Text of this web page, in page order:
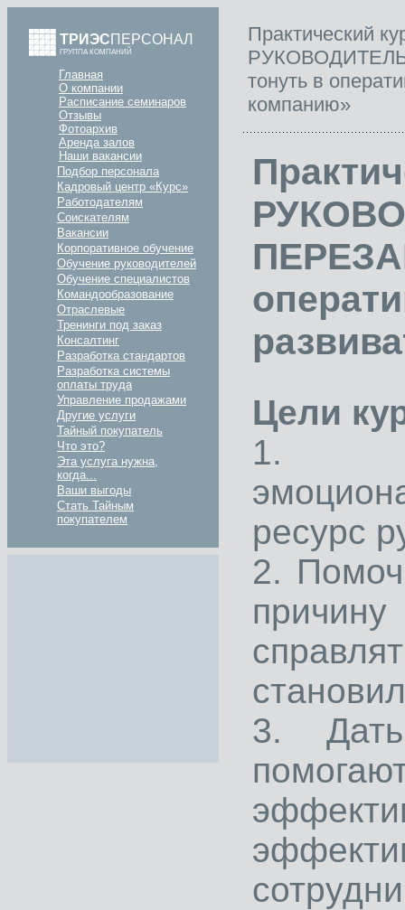
ТРИЭСПЕРСОНАЛ
ГРУППА КОМПАНИЙ
Главная
О компании
Расписание семинаров
Отзывы
Фотоархив
Аренда залов
Наши вакансии
Подбор персонала
Кадровый центр «Курс»
Работодателям
Соискателям
Вакансии
Корпоративное обучение
Обучение руководителей
Обучение специалистов
Командообразование
Отраслевые
Тренинги под заказ
Консалтинг
Разработка стандартов
Разработка системы
оплаты труда
Управление продажами
Другие услуги
Тайный покупатель
Что это?
Эта услуга нужна,
когда...
Ваши выгоды
Стать Тайным
покупателем
Практический
тонуть в
компанию»
Цели
1.
ресурс
2.
3. Дать